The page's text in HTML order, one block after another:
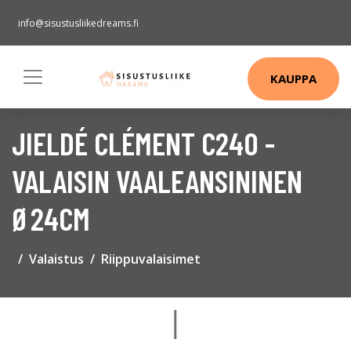
info@sisustusliikedreams.fi
KAUPPA
JIELDÉ CLÉMENT C240 -
VALAISIN VAALEANSININEN
Ø24CM
Valaistus Riippuvalaisimet